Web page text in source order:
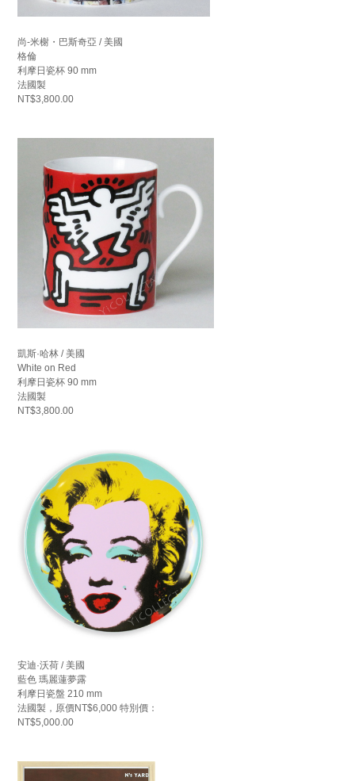
尚-米榭・巴斯奇亞 / 美國
格倫
利摩日瓷杯 90 mm
法國製
NT$3,800.00
凱斯·哈林 / 美國
White on Red
利摩日瓷杯 90 mm
法國製
NT$3,800.00
安迪·沃荷 / 美國
藍色 瑪麗蓮夢露
利摩日瓷盤 210 mm
法國製，原價NT$6,000 特別價：
NT$5,000.00